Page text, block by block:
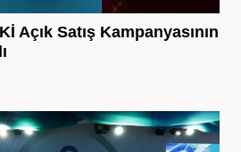
Açık Satış Kampanyasının